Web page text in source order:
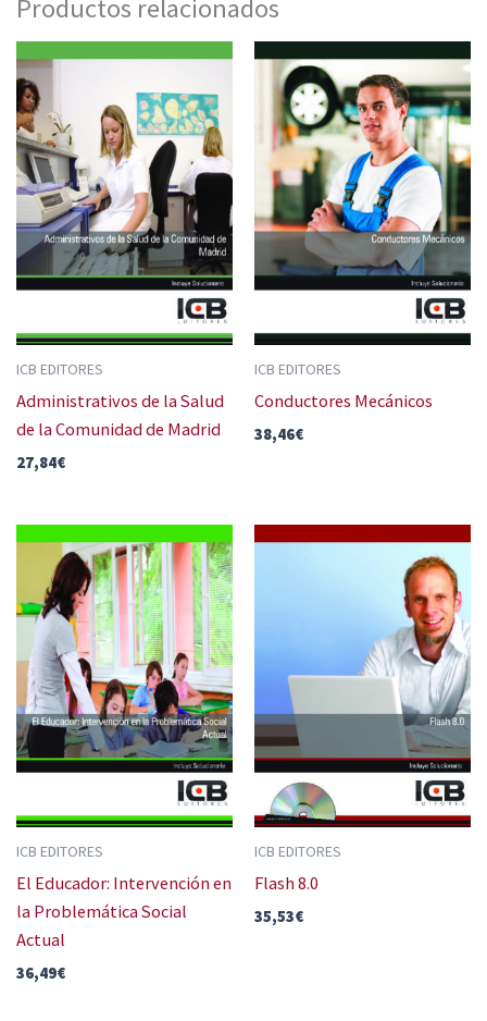
Productos relacionados
ICB EDITORES
Administrativos de la Salud
de la Comunidad de Madrid
27,84€
ICB EDITORES
Conductores Mecánicos
38,46€
ICB EDITORES
El Educador: Intervención en
la Problemática Social
Actual
36,49€
ICB EDITORES
Flash 8.0
35,53€